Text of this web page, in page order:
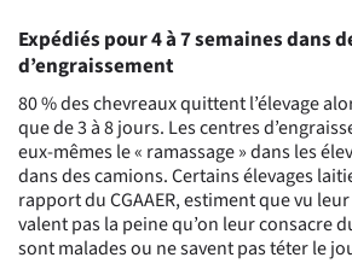
Expédiés pour 4 à 7 semaines dans
d’engraissement
80 % des chevreaux quittent l’élevage
que de 3 à 8 jours. Les centres
eux-mêmes le « ramassage » dans les
dans des camions. Certains élevages
rapport du CGAAER, estiment que vu
valent pas la peine qu’on leur consacre
sont malades ou ne savent pas téter le